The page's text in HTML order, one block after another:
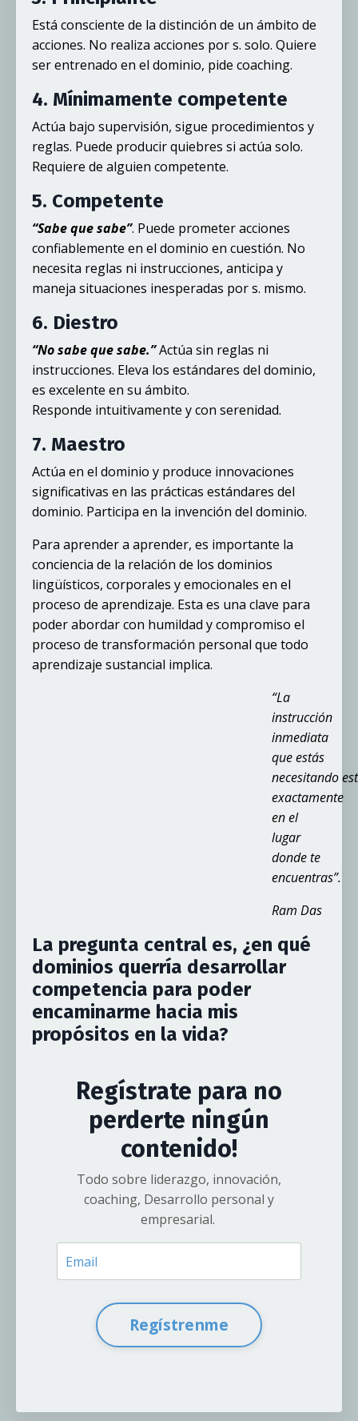
Está consciente de la distinción de un ámbito de
acciones. No realiza acciones por s. solo. Quiere
ser entrenado en el dominio, pide coaching.
4. Mínimamente competente
Actúa bajo supervisión, sigue procedimientos y
reglas. Puede producir quiebres si actúa solo.
Requiere de alguien competente.
5. Competente
“Sabe que sabe”. Puede prometer acciones
confiablemente en el dominio en cuestión. No
necesita reglas ni instrucciones, anticipa y
maneja situaciones inesperadas por s. mismo.
6. Diestro
“No sabe que sabe.”Actúa sin reglas ni
instrucciones. Eleva los estándares del dominio,
es excelente en su ámbito.
Responde intuitivamente y con serenidad.
7. Maestro
Actúa en el dominio y produce innovaciones
significativas en las prácticas estándares del
dominio. Participa en la invención del dominio.
Para aprender a aprender, es importante la
conciencia de la relación de los dominios
lingüísticos, corporales y emocionales en el
proceso de aprendizaje. Esta es una clave para
poder abordar con humildad y compromiso el
proceso de transformación personal que todo
aprendizaje sustancial implica.
“La
instrucción
inmediata
que estás
necesitando
exactamente
en el
lugar
donde te
encuentras”.
Ram Das
La pregunta central es, ¿en qué
dominios querría desarrollar
competencia para poder
encaminarme hacia mis
propósitos en la vida?
Regístrate para no
perderte ningún
contenido!
Todo sobre liderazgo, innovación,
coaching, Desarrollo personal y
empresarial.
Regístrenme